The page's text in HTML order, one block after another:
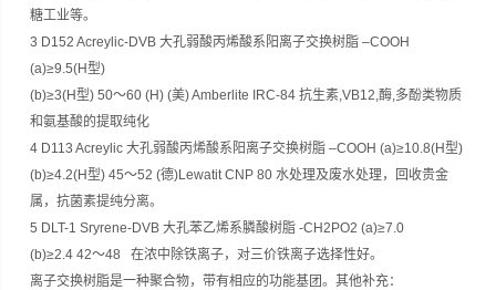
糖工业等。
3 D152 Acreylic-DVB 大孔弱酸丙烯酸系阳离子交换树脂 –COOH
(a)≥9.5(H型)
(b)≥3(H型) 50～60 (H) (美) Amberlite IRC-84 抗生素,VB12,酶,多酚类物质
和氨基酸的提取纯化
4 D113 Acreylic 大孔弱酸丙烯酸系阳离子交换树脂 –COOH (a)≥10.8(H型)
(b)≥4.2(H型) 45～52 (德)Lewatit CNP 80 水处理及废水处理，回收贵金
属，抗菌素提纯分离。
5 DLT-1 Sryrene-DVB 大孔苯乙烯系膦酸树脂 -CH2PO2 (a)≥7.0
(b)≥2.4 42～48 在浓中除铁离子，对三价铁离子选择性好。
离子交换树脂是一种聚合物，带有相应的功能基团。其他补充：